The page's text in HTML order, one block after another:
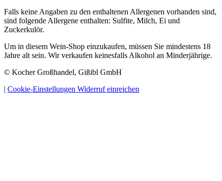
Falls keine Angaben zu den enthaltenen Allergenen vorhanden sind,
sind folgende Allergene enthalten: Sulfite, Milch, Ei und
Zuckerkulör.
Um in diesem Wein-Shop einzukaufen, müssen Sie mindestens 18
Jahre alt sein. Wir verkaufen keinesfalls Alkohol an Minderjährige.
© Kocher Großhandel, Gißibl GmbH
| Cookie-Einstellungen Widerruf einreichen